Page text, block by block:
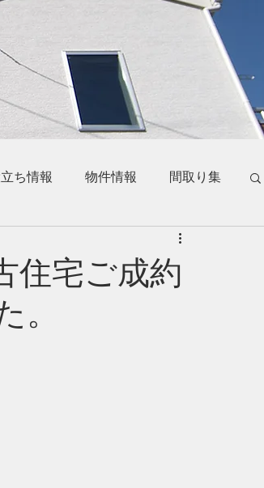
ち情報 物件情報 間取り集
住宅ご成約
。